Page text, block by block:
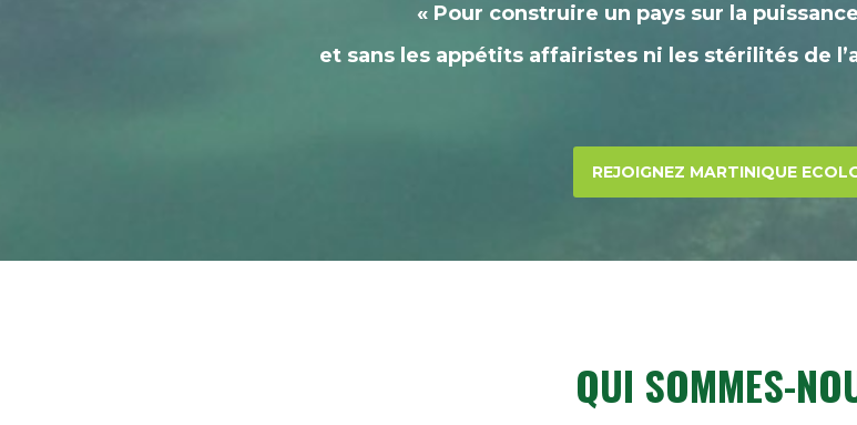
« Pour construire un pays sur la
et sans les appétits affairistes ni les stérilités de
REJOIGNEZ MARTINIQUE
QUI SOMMES-